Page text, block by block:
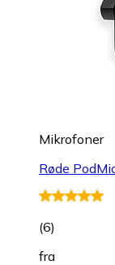
Mikrofoner
Røde
(6)
fra